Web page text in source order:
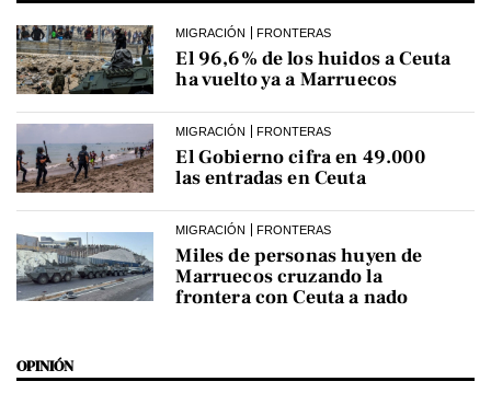
MIGRACIÓN FRONTERAS
El 96,6% de los huidos a Ceuta
ha vuelto ya a Marruecos
MIGRACIÓN FRONTERAS
El Gobierno cifra en 49.000
las entradas en Ceuta
MIGRACIÓN FRONTERAS
Miles de personas huyen de
Marruecos cruzando la
frontera con Ceuta a nado
OPINIÓN